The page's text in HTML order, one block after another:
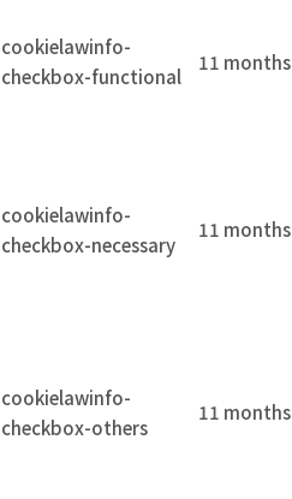
cookielawinfo-
checkbox-functional
11 months
cookielawinfo-
checkbox-necessary
11 months
cookielawinfo-
checkbox-others
11 months